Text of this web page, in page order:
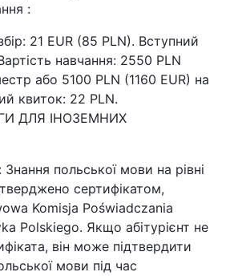
:
21 EUR (85 PLN). Вступний
навчання: 2550 PLN
або 5100 PLN (1160 EUR) на
квиток: 22 PLN.
ДЛЯ ІНОЗЕМНИХ
польської мови на рівні
сертифікатом,
Komisja Poświadczania
Polskiego. Якщо абітурієнт не
він може підтвердити
мови під час